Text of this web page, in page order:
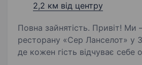
2,2 км від центру
Повна зайнятість. Привіт! Ми — команда
ресторану «Сер Ланселот» у
де кожен гість відчуває себе